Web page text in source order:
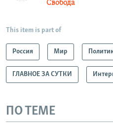
Свобода
This item is part of
Россия Мир
ГЛАВНОЕ ЗА СУТКИ
ПО ТЕМЕ